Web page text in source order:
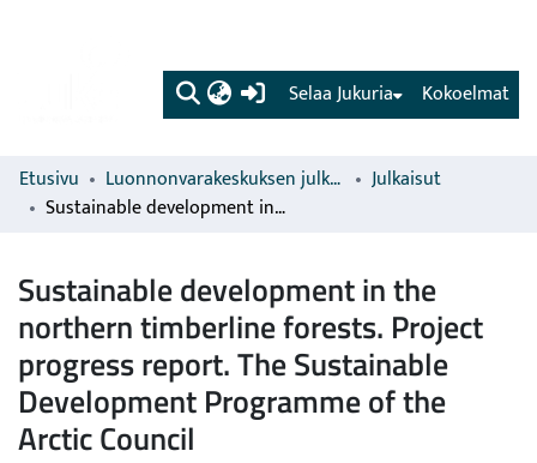
(current) Kokoelmat
Selaa Jukuria
Etusivu Luonnonvarakeskuksen julkaisut
Julkaisut
Sustainable development in the northern timberline forests. Project progress report. The Sustainable Development Programme of the Arctic Council
Sustainable development in the
northern timberline forests. Project
progress report. The Sustainable
Development Programme of the
Arctic Council